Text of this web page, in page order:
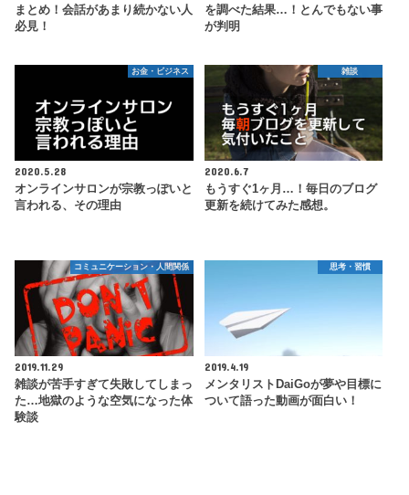
まとめ！会話があまり続かない人
必見！
を調べた結果…！とんでもない事
が判明
お金・ビジネス
2020.5.28
オンラインサロンが宗教っぽいと
言われる、その理由
雑談
2020.6.7
もうすぐ1ヶ月…！毎日のブログ
更新を続けてみた感想。
コミュニケーション・人間関係
2019.11.29
雑談が苦手すぎて失敗してしまっ
た…地獄のような空気になった体
験談
思考・習慣
2019.4.19
メンタリストDaiGoが夢や目標に
ついて語った動画が面白い！